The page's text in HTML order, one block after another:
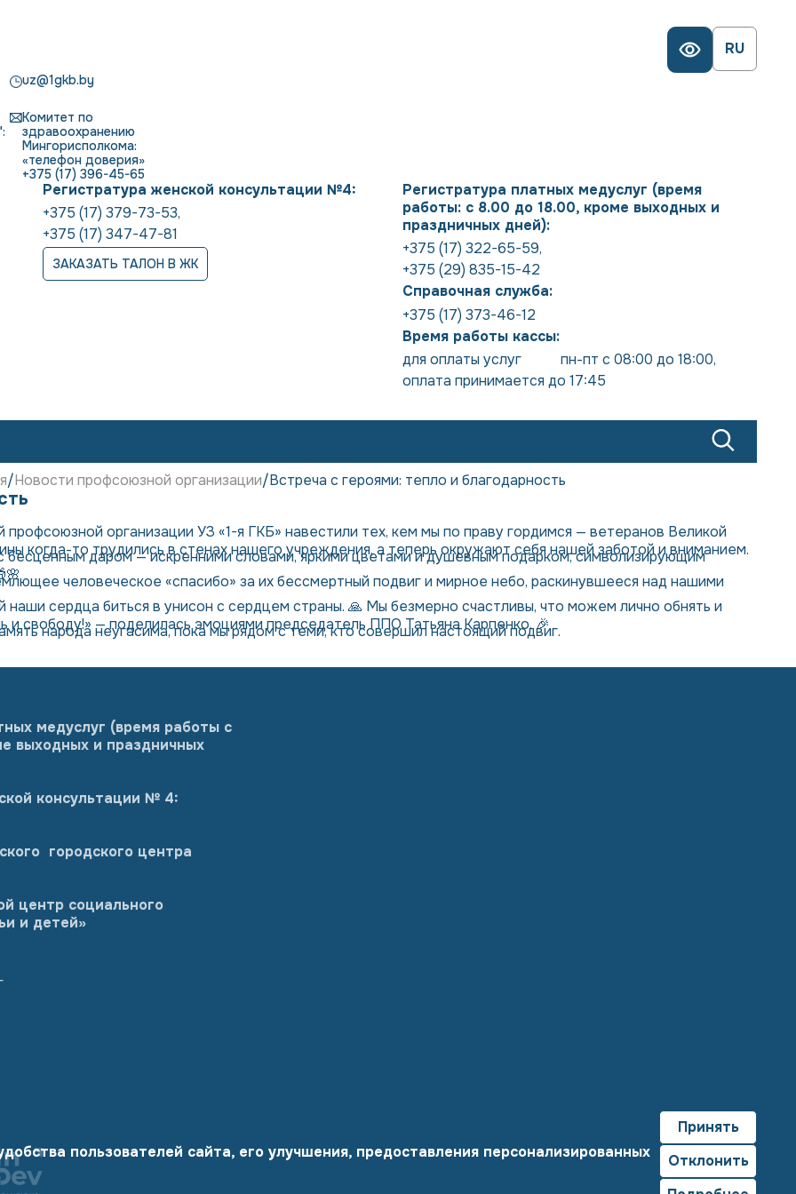
RU
uz@1gkb.by
Комитет по
здравоохранению
Мингорисполкома:
«телефон доверия»
+375 (17) 396-45-65
Регистратура женской консультации №4:
+375 (17) 379-73-53,
+375 (17) 347-47-81
ЗАКАЗАТЬ ТАЛОН В ЖК
Регистратура платных медуслуг (время
работы: с 8.00 до 18.00, кроме выходных и
праздничных дней):
+375 (17) 322-65-59,
+375 (29) 835-15-42
Справочная служба:
+375 (17) 373-46-12
Время работы кассы:
для оплаты услуг           пн-пт с 08:00 до 18:00,
оплата принимается до 17:45
Новости профсоюзной организации Встреча с героями: тепло и благодарность
организации УЗ «1-я ГКБ» навестили тех, кем мы по праву гордимся — ветеранов Великой
когда-то трудились в стенах нашего учреждения, а теперь окружают себя нашей заботой и вниманием.
даром — искренними словами, яркими цветами и душевным подарком, символизирующим
человеческое «спасибо» за их бессмертный подвиг и мирное небо, раскинувшееся над нашими
сердца биться в унисон с сердцем страны. 🙏 Мы безмерно счастливы, что можем лично обнять и
и свободу!» — поделилась эмоциями председатель ППО Татьяна Карпенко. 🎉
народа неугасима, пока мы рядом с теми, кто совершил настоящий подвиг.
медуслуг (время работы с
выходных и праздничных
консультации № 4:
городского центра
центр социального
и детей»
пользователей сайта, его улучшения, предоставления персонализированных
Принять
Отклонить